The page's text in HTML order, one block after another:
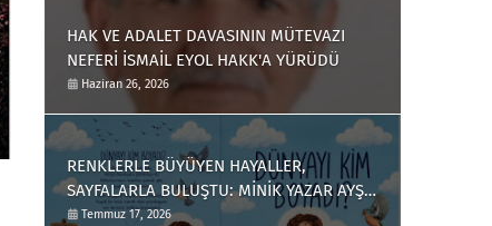
HAK VE ADALET DAVASININ MÜTEVAZI
NEFERİ İSMAİL EYOL HAKK'A YÜRÜDÜ
Haziran 26, 2026
RENKLERLE BÜYÜYEN HAYALLER,
SAYFALARLA BULUŞTU: MİNİK YAZAR AYŞE
ÇAĞLIN'DAN ÇOCUKLARA ANLAMLI BİR
Temmuz 17, 2026